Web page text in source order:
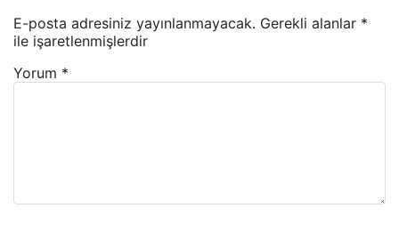
E-posta adresiniz yayınlanmayacak. Gerekli alanlar *
ile işaretlenmişlerdir
Yorum *